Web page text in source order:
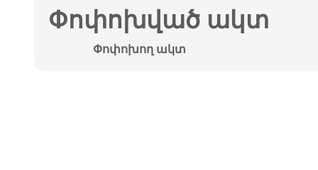
Փոփոխված ակտ
Փոփոխող ակտ